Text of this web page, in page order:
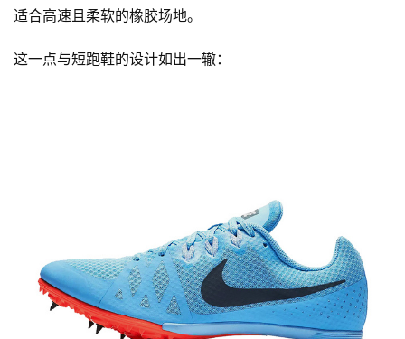
训
适合高速且柔软的橡胶场地。
这一点与短跑鞋的设计如出一辙：